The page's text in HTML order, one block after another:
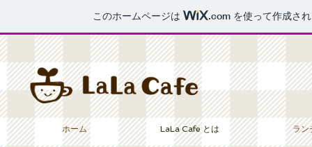
このホームページは .com を使って作成さ
ホーム LaLa Cafe とは ラン